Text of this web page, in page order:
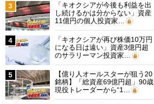
3
「キオクシアが今後も利益を出
し続けるかは分からない」資産
11億円の個人投資家…
4
「キオクシアが再び株価10万円
になる日は遠い」資産3億円超
のサラリーマン投資家…
5
【億り人オールスターが狙う20
銘柄】「総資産69億円超」90歳
現役トレーダーから“1…